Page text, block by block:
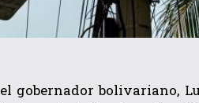
gobernador bolivariano,